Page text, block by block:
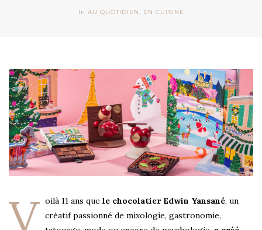
In AU QUOTIDIEN, EN CUISINE
V oilà 11 ans que le chocolatier Edwin Yansané, un
créatif passionné de mixologie, gastronomie,